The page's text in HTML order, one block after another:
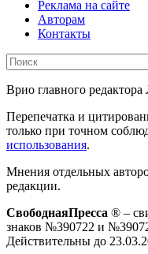
Реклама на сайте
Авторам
Контакты
Врио главного
Перепечатка и
только при точном
использования.
Мнения отдельных
редакции.
СвободнаяПресса ® –
знаков №390722 и
Действительны до